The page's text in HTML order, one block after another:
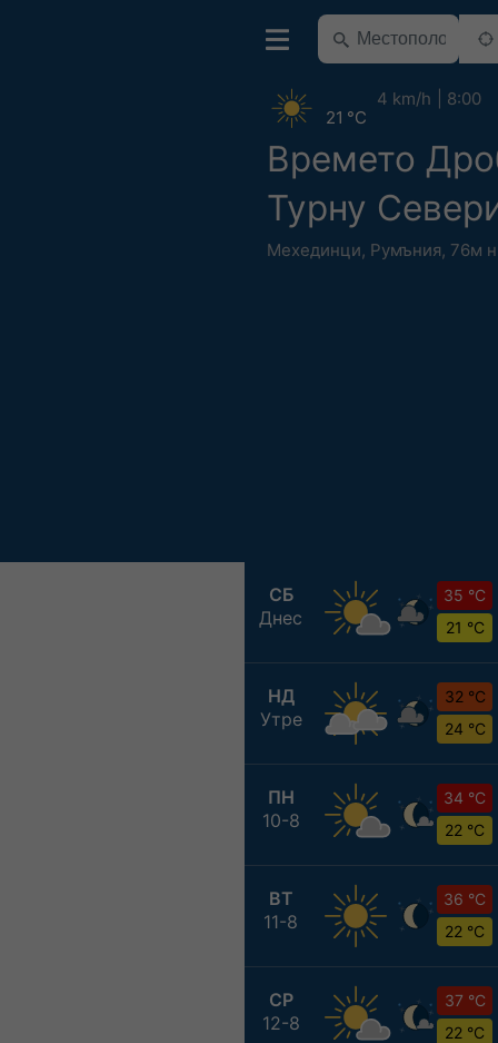
Времето
Турну
Мехединци, Румъния, 76м
21 °C
4 km/h 8:00
СБ
Днес
35 °C
21 °C
НД
Утре
32 °C
24 °C
ПН
10-8
34 °C
22 °C
ВТ
11-8
36 °C
22 °C
СР
12-8
37 °C
22 °C